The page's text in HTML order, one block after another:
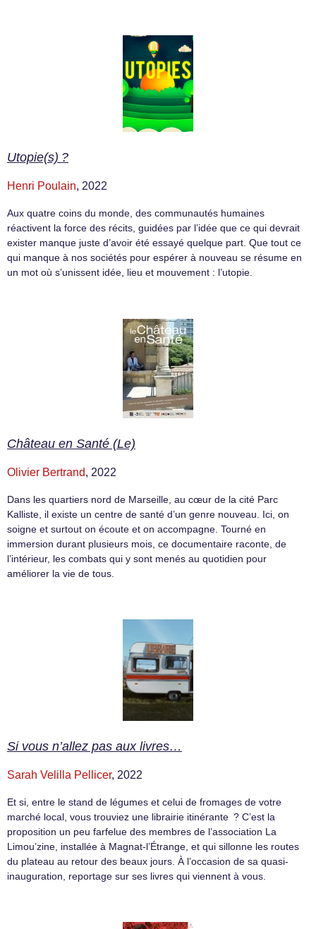
Utopie(s) ?
Henri Poulain, 2022
Aux quatre coins du monde, des communautés humaines
réactivent la force des récits, guidées par l’idée que ce qui devrait
exister manque juste d’avoir été essayé quelque part. Que tout ce
qui manque à nos sociétés pour espérer à nouveau se résume en
un mot où s’unissent idée, lieu et mouvement : l’utopie.
Château en Santé (Le)
Olivier Bertrand, 2022
Dans les quartiers nord de Marseille, au cœur de la cité Parc
Kalliste, il existe un centre de santé d’un genre nouveau. Ici, on
soigne et surtout on écoute et on accompagne. Tourné en
immersion durant plusieurs mois, ce documentaire raconte, de
l’intérieur, les combats qui y sont menés au quotidien pour
améliorer la vie de tous.
Si vous n’allez pas aux livres…
Sarah Velilla Pellicer, 2022
Et si, entre le stand de légumes et celui de fromages de votre
marché local, vous trouviez une librairie itinérante ? C’est la
proposition un peu farfelue des membres de l’association La
Limou’zine, installée à Magnat-l’Étrange, et qui sillonne les routes
du plateau au retour des beaux jours. À l’occasion de sa quasi-
inauguration, reportage sur ses livres qui viennent à vous.